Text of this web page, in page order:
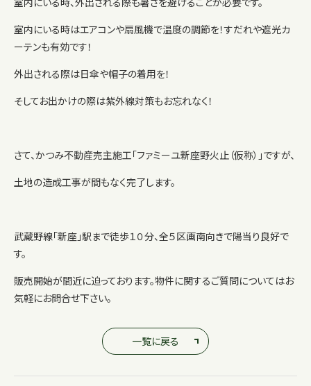
室内にいる時はエアコンや扇風機で温度の調節を！すだれや遮光カ
ーテンも有効です！
外出される際は日傘や帽子の着用を！
そしてお出かけの際は紫外線対策もお忘れなく！
さて、かつみ不動産売主施工「ファミーユ新座野火止（仮称）」ですが、
土地の造成工事が間もなく完了します。
武蔵野線「新座」駅まで徒歩１０分、全５区画南向きで陽当り良好で
す。
販売開始が間近に迫っております。物件に関するご質問についてはお
気軽にお問合せ下さい。
一覧に戻る